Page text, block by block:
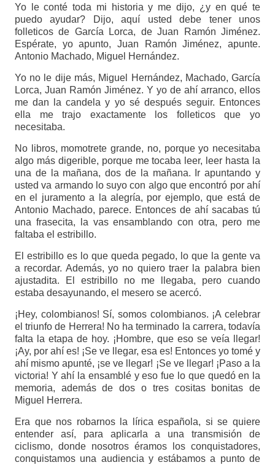
Yo le conté toda mi historia y me dijo, ¿y en qué te
puedo ayudar? Dijo, aquí usted debe tener unos
folleticos de García Lorca, de Juan Ramón Jiménez.
Espérate, yo apunto, Juan Ramón Jiménez, apunte.
Antonio Machado, Miguel Hernández.
Yo no le dije más, Miguel Hernández, Machado, García
Lorca, Juan Ramón Jiménez. Y yo de ahí arranco, ellos
me dan la candela y yo sé después seguir. Entonces
ella me trajo exactamente los folleticos que yo
necesitaba.
No libros, momotrete grande, no, porque yo necesitaba
algo más digerible, porque me tocaba leer, leer hasta la
una de la mañana, dos de la mañana. Ir apuntando y
usted va armando lo suyo con algo que encontró por ahí
en el juramento a la alegría, por ejemplo, que está de
Antonio Machado, parece. Entonces de ahí sacabas tú
una frasecita, la vas ensamblando con otra, pero me
faltaba el estribillo.
El estribillo es lo que queda pegado, lo que la gente va
a recordar. Además, yo no quiero traer la palabra bien
ajustadita. El estribillo no me llegaba, pero cuando
estaba desayunando, el mesero se acercó.
¡Hey, colombianos! Sí, somos colombianos. ¡A celebrar
el triunfo de Herrera! No ha terminado la carrera, todavía
falta la etapa de hoy. ¡Hombre, que eso se veía llegar!
¡Ay, por ahí es! ¡Se ve llegar, esa es! Entonces yo tomé y
ahí mismo apunté, ¡se ve llegar! ¡Se ve llegar! ¡Paso a la
victoria! Y ahí la ensamblé y eso fue lo que quedó en la
memoria, además de dos o tres cositas bonitas de
Miguel Herrera.
Era que nos robarnos la lírica española, si se quiere
entender así, para aplicarla a una transmisión de
ciclismo, donde nosotros éramos los conquistadores,
conquistamos una audiencia y estábamos a punto de